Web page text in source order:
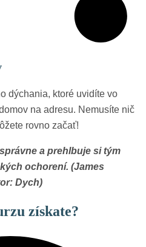
dýchania, ktoré uvidíte vo
na adresu. Nemusíte nič
rovno začať!
a prehlbuje si tým
ochorení. (James
Dych)
získate?